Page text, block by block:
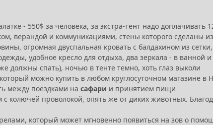
- 550$ за человека, за экстра-тент надо доплачивать
верандой и коммуникациями, стены которого сделаны
огромная двуспальная кровать с балдахином из
удобное кресло для отдыха, два зеркала - в ванной
должны спать), ночью в тенте темно, хоть глаз выколи
можно купить в любом круглосуточном магазине
между поездками на сафари и принятием пищи
колючей проволокой, опять же от диких животных.
который может мгновенно появиться на зов о